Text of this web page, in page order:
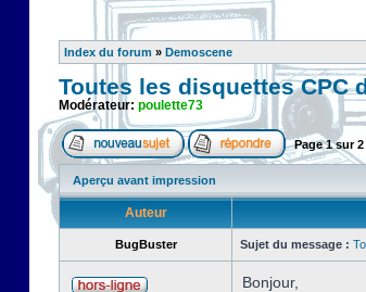
Index du forum » Demoscene
Toutes les disquettes CPC
Modérateur: poulette73
Page1sur2
Aperçu avant impression
Auteur
BugBuster Sujet du message :
Bonjour,